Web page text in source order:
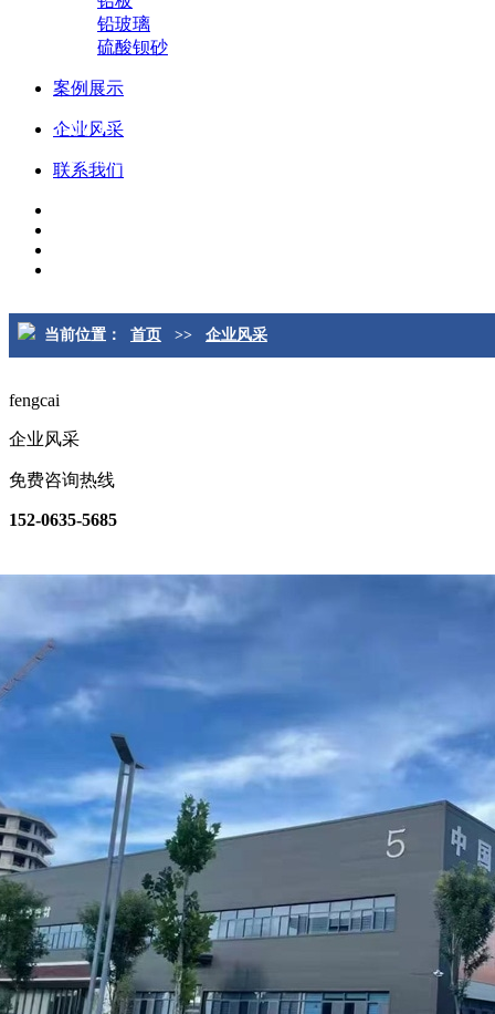
铅玻璃
硫酸钡砂
案例展示
企业风采
联系我们
当前位置： 首页 >> 企业风采
fengcai
企业风采
免费咨询热线
152-0635-5685
152-0635-5685
武经理